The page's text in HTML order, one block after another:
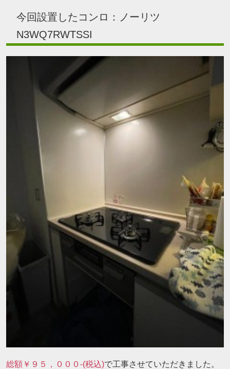
今回設置したコンロ：ノーリツ
N3WQ7RWTSSI
総額￥９５，０００-(税込)で工事させていただきました。